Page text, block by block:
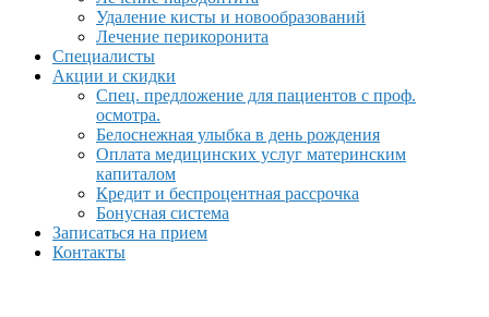
Удаление кисты и новообразований
Лечение перикоронита
Специалисты
Акции и скидки
Спец. предложение для пациентов с проф.
осмотра.
Белоснежная улыбка в день рождения
Оплата медицинских услуг материнским
капиталом
Кредит и беспроцентная рассрочка
Бонусная система
Записаться на прием
Контакты